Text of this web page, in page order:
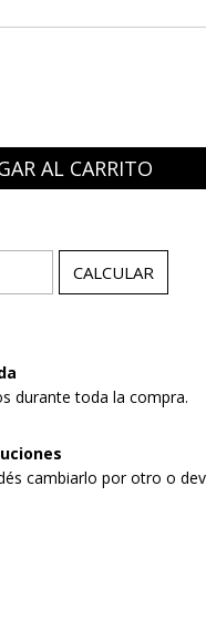
CALCULAR
durante toda la compra.
cambiarlo por otro o